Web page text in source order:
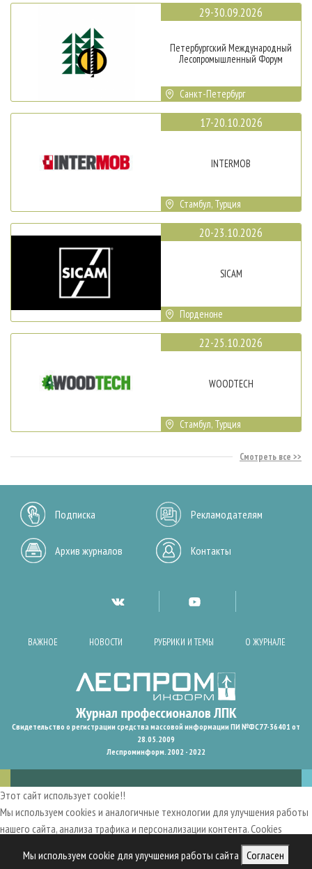
Мы используем cookie для улучшения работы сайта Согласен
29-30.09.2026
Петербургский Международный
Лесопромышленный Форум
Санкт-Петербург
17-20.10.2026
INTERMOB
Стамбул, Турция
20-23.10.2026
SICAM
Порденоне
22-25.10.2026
WOODTECH
Стамбул, Турция
Смотреть все
Подписка Рекламодателям
Архив журналов Контакты
ВАЖНОЕ НОВОСТИ РУБРИКИ И ТЕМЫ О ЖУРНАЛЕ
Свидетельство о регистрации средства массовой информации ПИ №ФС77-36401 от
28.05.2009
Леспроминформ. 2002 - 2022
Этот сайт использует cookie!!
Мы используем cookies и аналогичные технологии для улучшения работы
нашего сайта, анализа трафика и персонализации контента. Cookies
пользовательский опыт